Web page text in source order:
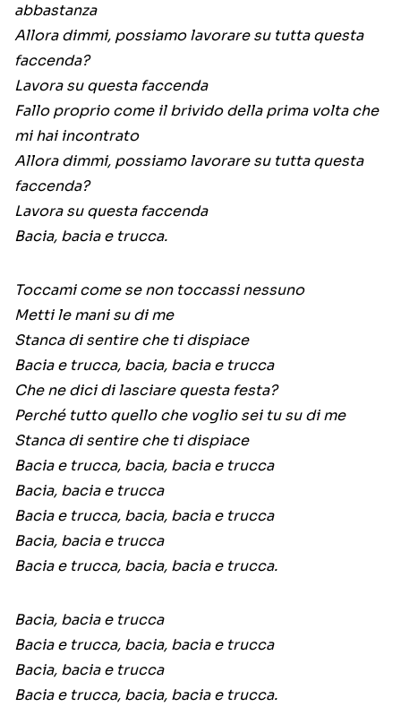
abbastanza
Allora dimmi, possiamo lavorare su tutta questa
faccenda?
Lavora su questa faccenda
Fallo proprio come il brivido della prima volta che
mi hai incontrato
Allora dimmi, possiamo lavorare su tutta questa
faccenda?
Lavora su questa faccenda
Bacia, bacia e trucca.
Toccami come se non toccassi nessuno
Metti le mani su di me
Stanca di sentire che ti dispiace
Bacia e trucca, bacia, bacia e trucca
Che ne dici di lasciare questa festa?
Perché tutto quello che voglio sei tu su di me
Stanca di sentire che ti dispiace
Bacia e trucca, bacia, bacia e trucca
Bacia, bacia e trucca
Bacia e trucca, bacia, bacia e trucca
Bacia, bacia e trucca
Bacia e trucca, bacia, bacia e trucca.
Bacia, bacia e trucca
Bacia e trucca, bacia, bacia e trucca
Bacia, bacia e trucca
Bacia e trucca, bacia, bacia e trucca.